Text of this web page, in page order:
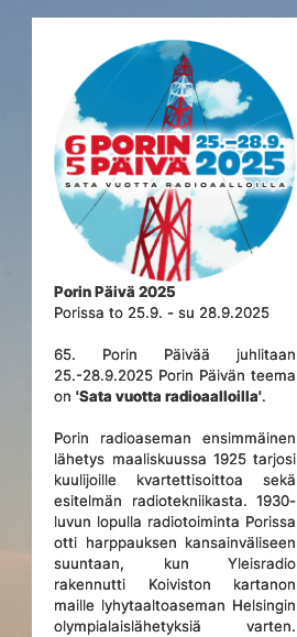
Porin Päivä 2025
Porissa to 25.9. - su 28.9.2025
65. Porin Päivää juhlitaan
25.-28.9.2025 Porin Päivän teema
on'Sata vuotta radioaalloilla'.
Porin radioaseman ensimmäinen
lähetys maaliskuussa 1925 tarjosi
kuulijoille kvartettisoittoa sekä
esitelmän radiotekniikasta. 1930-
luvun lopulla radiotoiminta Porissa
otti harppauksen kansainväliseen
suuntaan, kun Yleisradio
rakennutti Koiviston kartanon
maille lyhytaaltoaseman Helsingin
olympialaislähetyksiä varten.